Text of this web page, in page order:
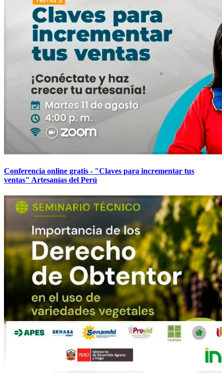
Conferencia online gratis - "Claves para incrementar tus
ventas" Artesanías del Perú